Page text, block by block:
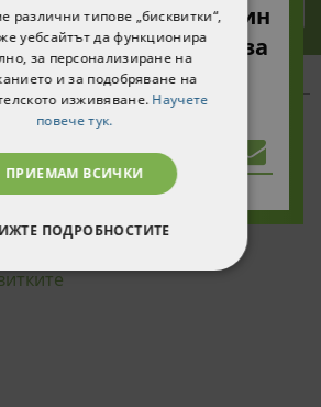
се за нашия бюлетин
10% намаление за
първа поръчка!
различни типове „бисквитки“,
уебсайтът да функционира
за персонализиране на
и за подобряване на
изживяване. Научете
повече тук.
ПРИЕМАМ ВСИЧКИ
ПОДРОБНОСТИТЕ
НЕОБХОДИМИ